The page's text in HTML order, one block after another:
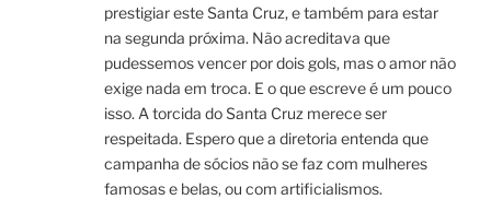
prestigiar este Santa Cruz, e também para estar
na segunda próxima. Não acreditava que
pudessemos vencer por dois gols, mas o amor não
exige nada em troca. E o que escreve é um pouco
isso. A torcida do Santa Cruz merece ser
respeitada. Espero que a diretoria entenda que
campanha de sócios não se faz com mulheres
famosas e belas, ou com artificialismos.